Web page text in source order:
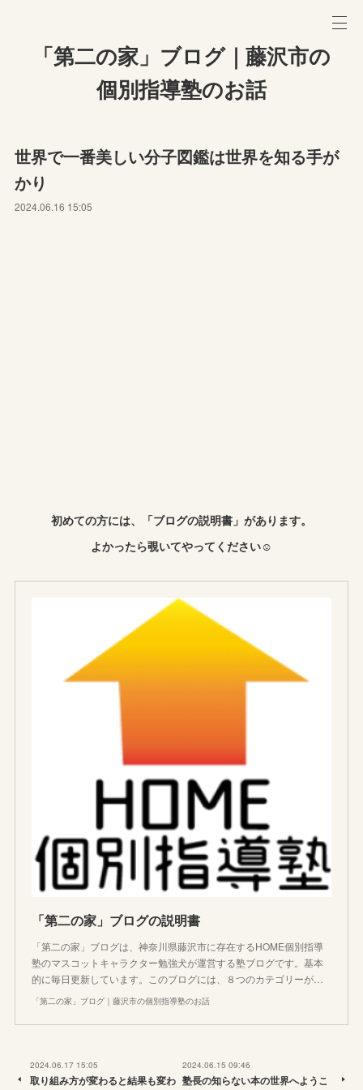
「第二の家」ブログ｜藤沢市の
個別指導塾のお話
世界で一番美しい分子図鑑は世界を知る手が
かり
2024.06.16 15:05
初めての方には、「ブログの説明書」があります。
よかったら覗いてやってください☺︎
「第二の家」ブログの説明書
「第二の家」ブログは、神奈川県藤沢市に存在するHOME個別指導
塾のマスコットキャラクター勉強犬が運営する塾ブログです。基本
的に毎日更新しています。このブログには、８つのカテゴリーが…
「第二の家」ブログ｜藤沢市の個別指導塾のお話
2024.06.17 15:05
取り組み方が変わると結果も変わ
2024.06.15 09:46
塾長の知らない本の世界へようこ